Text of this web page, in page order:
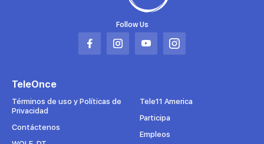
Follow Us
Abrir
pestaña
Abrir
pestaña
Abrir
pestaña
Abrir
pestaña
TeleOnce
Términos de uso y Políticas de
Privacidad
Contáctenos
Tele11 America
Participa
Empleos